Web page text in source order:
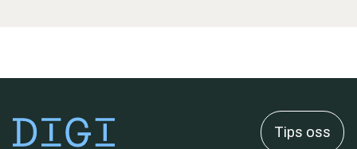
Tips oss